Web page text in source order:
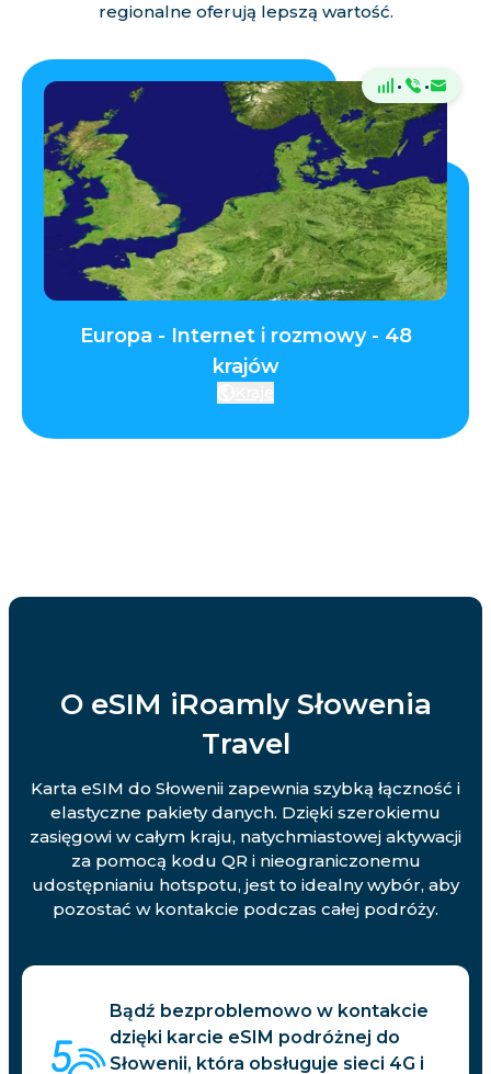
regionalne oferują lepszą wartość.
· ·
Europa - Internet i rozmowy - 48
krajów
O eSIM iRoamly Słowenia
Travel
Karta eSIM do Słowenii zapewnia szybką łączność i
elastyczne pakiety danych. Dzięki szerokiemu
zasięgowi w całym kraju, natychmiastowej aktywacji
za pomocą kodu QR i nieograniczonemu
udostępnianiu hotspotu, jest to idealny wybór, aby
pozostać w kontakcie podczas całej podróży.
Bądź bezproblemowo w kontakcie
dzięki karcie eSIM podróżnej do
Słowenii, która obsługuje sieci 4G i